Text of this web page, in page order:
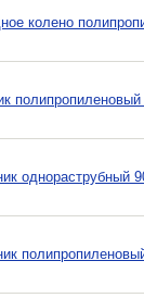
колено
однораструбный